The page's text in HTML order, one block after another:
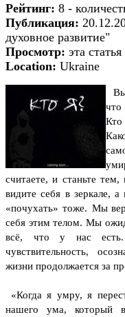
Рейтинг: 8 -
Публикация:
духовное развитие"
Просмотр: эта
Location: Ukraine
Вы
что
Кто
считаете, и станьте
видите себя в зеркале,
«почухать» тоже. Мы
себя этим телом. Мы
всё, что у нас
чувствительность,
жизни продолжается за
«Когда я умру, я
нашего ума, который